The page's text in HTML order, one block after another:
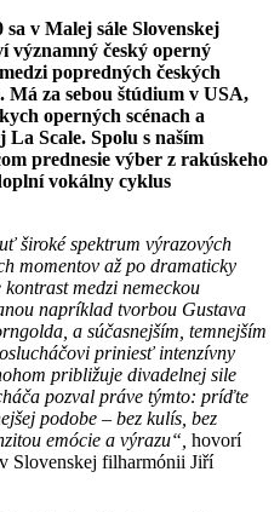
v Malej sále Slovenskej
významný český operný
popredných českých
Má za sebou štúdium v USA,
operných scénach a
La Scale. Spolu s naším
prednesie výber z rakúskeho
vokálny cyklus
široké spektrum výrazových
momentov až po dramaticky
medzi nemeckou
napríklad tvorbou Gustava
a súčasnejším, temnejším
priniesť intenzívny
približuje divadelnej sile
pozval práve týmto: príďte
podobe – bez kulís, bez
emócie a výrazu“, hovorí
Slovenskej filharmónii Jiří